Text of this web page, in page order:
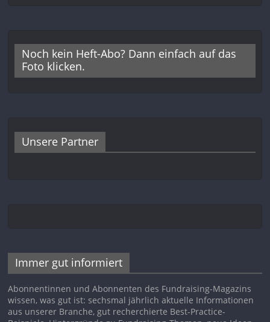
Noch kein Heft-Abo? Dann einfach auf das
Foto klicken.
Unsere Partner
Immer gut informiert
Abonnentinnen und Abonnenten des Fundraising-Magazins
wissen, was gut ist: sechsmal jährlich aktuelle Informationen
aus unserer Branche, gut recherchierte Best-Practice-